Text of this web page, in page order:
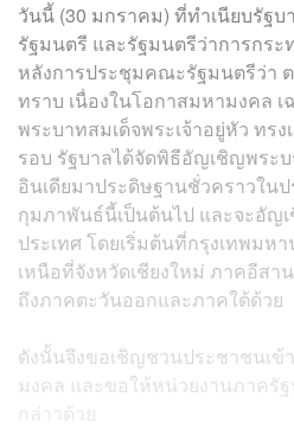
วันนี้ (30 มกราคม) ที่ทำเนียบรัฐบ
รัฐมนตรี และรัฐมนตรีว่าการกระ
หลังการประชุมคณะรัฐมนตรีว่า
ทราบ เนื่องในโอกาสมหามงคล
พระบาทสมเด็จพระเจ้าอยู่หัว ทร
รอบ รัฐบาลได้จัดพิธีอัญเชิญพระ
อินเดียมาประดิษฐานชั่วคราวใน
กุมภาพันธ์นี้เป็นต้นไป และจะอัญ
ประเทศ โดยเริ่มต้นที่กรุงเทพม
เหนือที่จังหวัดเชียงใหม่ ภาคอีส
ถึงภาคตะวันออกและภาคใต้ด้วย
ดังนั้นจึงขอเชิญชวนประชาชนเข้
มงคล และขอให้หน่วยงานภาครั
กล่าวด้วย